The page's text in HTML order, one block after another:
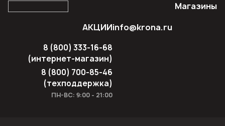
Магазины
АКЦИИinfo@krona.ru
8 (800) 333-16-68
(интернет-магазин)
8 (800) 700-85-46
(техподдержка)
ПН-ВС: 9:00 - 21:00